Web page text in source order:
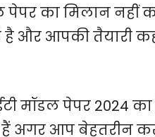
का मिलान नहीं
है और आपकी तैयारी
मॉडल पेपर
अगर आप बेहतरीन